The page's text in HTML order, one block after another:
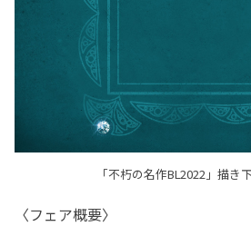
「不朽の名作BL2022」描き
〈フェア概要〉